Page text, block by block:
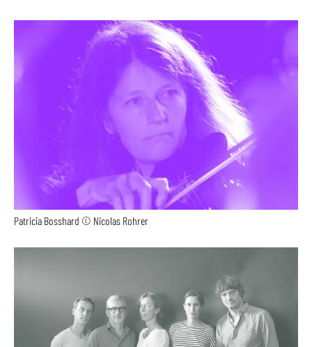
Patricia Bosshard © Nicolas Rohrer